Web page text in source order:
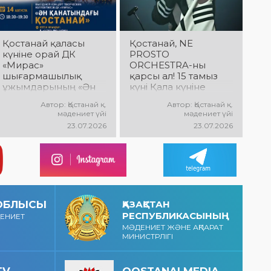
пысықталды
Қостанай қаласы
күніне орай ДК
«Мирас»
шығармашылық
ұжымдарының «Ән
Қостанай» көшпелі
концерті өтеді!
Баршаңызды
мерекелік
концертке
шақырамыз!
Автор: Қостанай қ.
мәдениет үйі
23.07.2026
Қостанай, NE
PROSTO
ORCHESTRA-ны
қарсы ал! 15 тамыз
күні Қала күніне
концертте NE
PROSTO ORCHESTRA
өнер көрсетеді!
@ne_prosto_orchestr
Автор: Қостанай қ.
мәдениет үйі
23.07.2026
ҚАЗАҚСТАН
РЕСПУБЛИКАСЫНЫҢ
МӘДЕНИЕТ ЖӘНЕ АҚПАРАТ
МИНИСТРЛІГІ